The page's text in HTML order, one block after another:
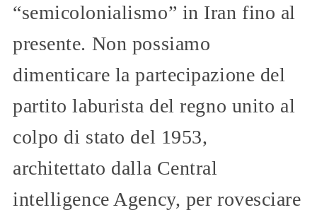
“semicolonialismo” in Iran fino al
presente. Non possiamo
dimenticare la partecipazione del
partito laburista del regno unito al
colpo di stato del 1953,
architettato dalla Central
intelligence Agency, per rovesciare